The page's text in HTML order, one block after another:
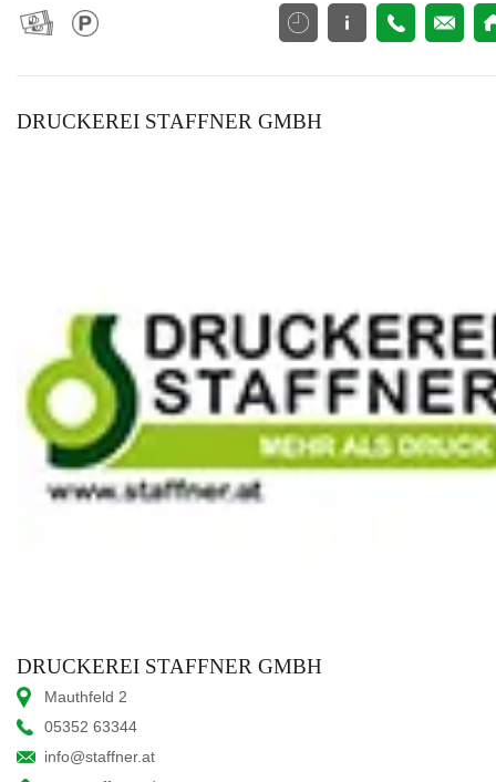
DRUCKEREI STAFFNER GMBH
DRUCKEREI STAFFNER GMBH
Mauthfeld 2
05352 63344
info@staffner.at